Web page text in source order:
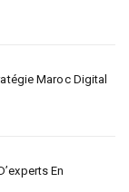
Maroc Digital
En